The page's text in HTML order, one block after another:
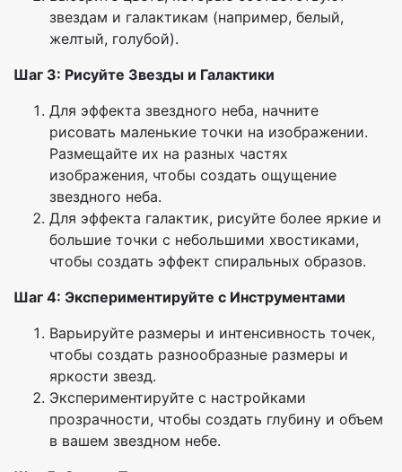
звездам и галактикам (например, белый,
желтый, голубой).
Шаг 3: Рисуйте Звезды и Галактики
Для эффекта звездного неба, начните
рисовать маленькие точки на изображении.
Размещайте их на разных частях
изображения, чтобы создать ощущение
звездного неба.
Для эффекта галактик, рисуйте более яркие и
большие точки с небольшими хвостиками,
чтобы создать эффект спиральных образов.
Шаг 4: Экспериментируйте с Инструментами
Варьируйте размеры и интенсивность точек,
чтобы создать разнообразные размеры и
яркости звезд.
Экспериментируйте с настройками
прозрачности, чтобы создать глубину и объем
в вашем звездном небе.